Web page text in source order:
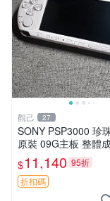
觀己 27
SONY PSP3000 珍
原裝 09G主板 整體
不漂移 按鍵順滑
電腦遊戲機
幕老化
$11,140 95折
折扣碼